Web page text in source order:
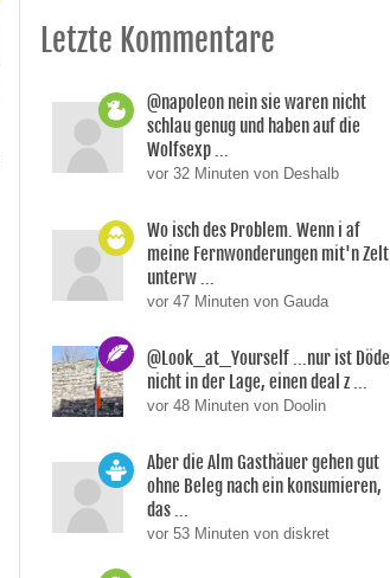
Letzte Kommentare
@napoleon nein sie waren nicht
schlau genug und haben auf die
Wolfsexp ...
vor 32 Minuten von Deshalb
Wo isch des Problem. Wenn i af
meine Fernwonderungen mit'n Zelt
unterw ...
vor 47 Minuten von Gauda
@Look_at_Yourself ...nur ist Dödel
nicht in der Lage, einen deal z ...
vor 48 Minuten von Doolin
Aber die Alm Gasthäuer gehen gut
ohne Beleg nach ein konsumieren,
das ...
vor 53 Minuten von diskret